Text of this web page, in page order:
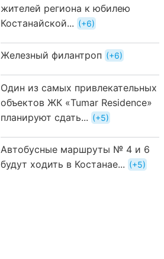
жителей региона к юбилею
Костанайской...
+6
Железный филантроп +6
Один из самых привлекательных
объектов ЖК «Tumar Residence»
планируют сдать...
+5
Автобусные маршруты № 4 и 6
будут ходить в Костанае...
+5